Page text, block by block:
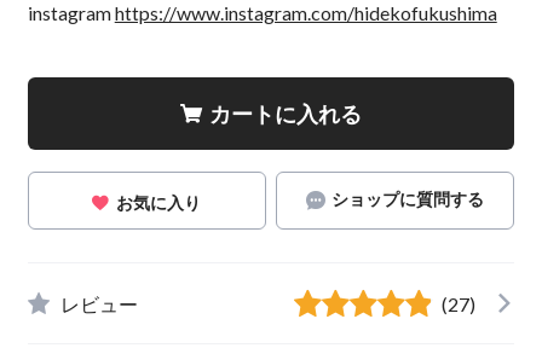
instagramhttps://www.instagram.com/hidekofukushima
カートに入れる
お気に入り ショップに質問する
レビュー (27)